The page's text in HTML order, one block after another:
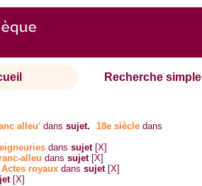
Recherche simple
alleu' danssujet. 18e siècle dans
danssujet [X]
alleu‎ danssujet [X]
royaux danssujet [X]
[X]